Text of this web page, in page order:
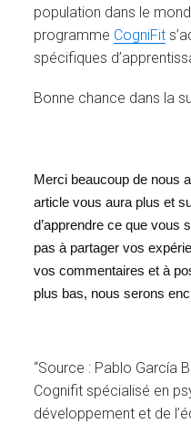
population dans le
programme CogniFit
spécifiques
Bonne chance dans la
Merci beaucoup de nous
article vous aura plus et
d’apprendre ce que vous
pas à partager vos
vos commentaires et à
plus bas, nous serons
“Source : Pablo García
Cognifit spécialisé en
développement et de